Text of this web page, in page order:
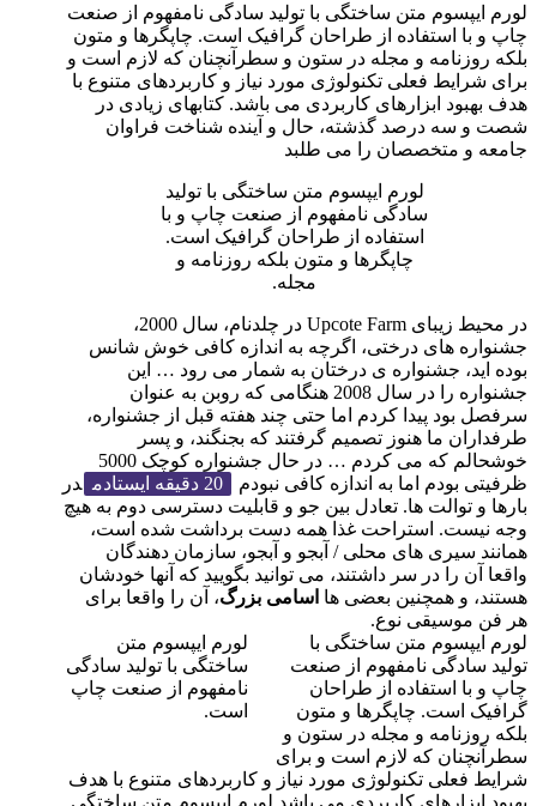
لورم ایپسوم متن ساختگی با تولید سادگی نامفهوم از صنعت
چاپ و با استفاده از طراحان گرافیک است. چاپگرها و متون
بلکه روزنامه و مجله در ستون و سطرآنچنان که لازم است و
برای شرایط فعلی تکنولوژی مورد نیاز و کاربردهای متنوع با
هدف بهبود ابزارهای کاربردی می باشد. کتابهای زیادی در
شصت و سه درصد گذشته، حال و آینده شناخت فراوان
جامعه و متخصصان را می طلبد
لورم ایپسوم متن ساختگی با تولید
سادگی نامفهوم از صنعت چاپ و با
استفاده از طراحان گرافیک است.
چاپگرها و متون بلکه روزنامه و
مجله.
در محیط زیبای Upcote Farm در چلدنام، سال 2000،
جشنواره های درختی، اگرچه به اندازه کافی خوش شانس
بوده اید، جشنواره ی درختان به شمار می رود … این
جشنواره را در سال 2008 هنگامی که روبن به عنوان
سرفصل بود پیدا کردم اما حتی چند هفته قبل از جشنواره،
طرفداران ما هنوز تصمیم گرفتند که بجنگند، و پسر
خوشحالم که می کردم … در حال جشنواره کوچک 5000
ظرفیتی بودم اما به اندازه کافی نبودم
20 دقیقه ایستادم
در
بارها و توالت ها. تعادل بین جو و قابلیت دسترسی دوم به هیچ
وجه نیست. استراحت غذا همه دست برداشت شده است،
همانند سیری های محلی / آبجو و آبجو، سازمان دهندگان
واقعا آن را در سر داشتند، می توانید بگویید که آنها خودشان
هستند، و همچنین بعضی ها اسامی بزرگ، آن را واقعا برای
هر فن موسیقی نوع.
لورم ایپسوم متن
ساختگی با تولید سادگی
نامفهوم از صنعت چاپ
است.
لورم ایپسوم متن ساختگی با
تولید سادگی نامفهوم از صنعت
چاپ و با استفاده از طراحان
گرافیک است. چاپگرها و متون
بلکه روزنامه و مجله در ستون و
سطرآنچنان که لازم است و برای
شرایط فعلی تکنولوژی مورد نیاز و کاربردهای متنوع با هدف
بهبود ابزارهای کاربردی می باشد.لورم ایپسوم متن ساختگی